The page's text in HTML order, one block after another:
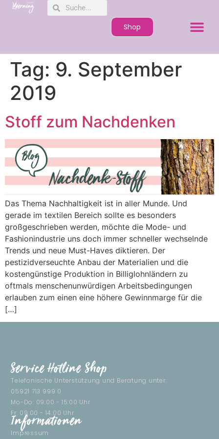
Shop
Tag: 9. September
2019
Stoff zum Nachdenken
Das Thema Nachhaltigkeit ist in aller Munde. Und
gerade im textilen Bereich sollte es besonders
großgeschrieben werden, möchte die Mode- und
Fashionindustrie uns doch immer schneller wechselnde
Trends und neue Must-Haves diktieren. Der
pestizidverseuchte Anbau der Materialien und die
kostengünstige Produktion in Billiglohnländern zu
oftmals menschenunwürdigen Arbeitsbedingungen
erlauben zum einen eine höhere Gewinnmarge für die
[…]
Service Hotline Shop
Telefonische Unterstützung und Beratung unter:
05921 713 999 0
Mo-Do: 09:00 - 15:00 Uhr
Fr: 09:00 - 14:00 Uhr
Informationen
Impressum